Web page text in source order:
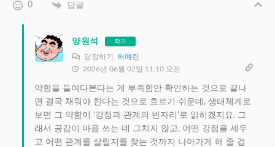
0 답글
양원석 작가
답장하기 허예린
2026년 06월 02일 11:10 오전
약함을 들여다본다는 게 부족함만 확인하는 것으로 끝나
면 결국 채워야 한다는 것으로 흐르기 쉬운데, 생태체계로
보면 그 약함이 ‘강점과 관계의 빈자리’로 읽히겠지요. 그
래서 공감이 마음 쓰는 데 그치지 않고, 어떤 강점을 세우
고 어떤 관계를 살릴지를 찾는 것까지 나아가게 해 줄 겁